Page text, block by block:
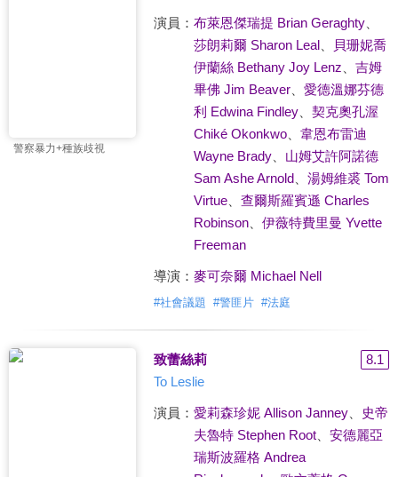
警察暴力+種族歧視
演員： 布萊恩傑瑞提 Brian Geraghty、
莎朗莉爾 Sharon Leal、
貝珊妮喬
伊蘭絲 Bethany Joy Lenz
吉姆
畢佛 Jim Beaver、 愛德溫娜芬德
利 Edwina Findley、 契克奧孔渥
Chiké Okonkwo、 韋恩布雷迪
Wayne Brady、 山姆艾許阿諾德
Sam Ashe Arnold、 湯姆維裘 Tom
Virtue、 查爾斯羅賓遜 Charles
Robinson、 伊薇特費里曼 Yvette
Freeman
導演： 麥可奈爾 Michael Nell
#社會議題 #警匪片 #法庭
致蕾絲莉
8.1
To Leslie
演員： 愛莉森珍妮 Allison Janney、
史帝
夫魯特 Stephen Root、 安德麗亞
瑞斯波羅格 Andrea